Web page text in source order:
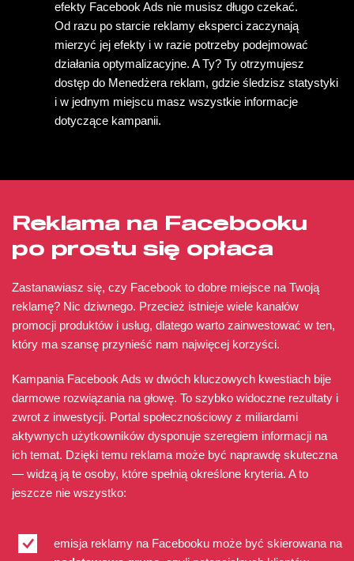
efekty Facebook Ads nie musisz długo czekać.
Od razu po starcie reklamy eksperci zaczynają
mierzyć jej efekty i w razie potrzeby podejmować
działania optymalizacyjne. A Ty? Ty otrzymujesz
dostęp do Menedżera reklam, gdzie śledzisz statystyki
i w jednym miejscu masz wszystkie informacje
dotyczące kampanii.
Reklama na Facebooku
po prostu się opłaca
Zastanawiasz się, czy Facebook to dobre miejsce na Twoją
reklamę? Nic dziwnego. Przecież istnieje wiele kanałów
promocji produktów i usług, dlatego warto zainwestować w ten,
który ma szansę przynieść nam najwięcej korzyści.
Kampania Facebook Ads w dwóch kluczowych kwestiach bije
darmowe rozwiązania na głowę. To szybko widoczne rezultaty i
zwrot z inwestycji. Portal społecznościowy z miliardami
aktywnych użytkowników dysponuje szeregiem informacji na
ich temat. Dzięki temu reklama może być naprawdę skuteczna
— widzą ją te osoby, które spełnią określone kryteria. A to
jeszcze nie wszystko:
emisja reklamy na Facebooku może być skierowana na